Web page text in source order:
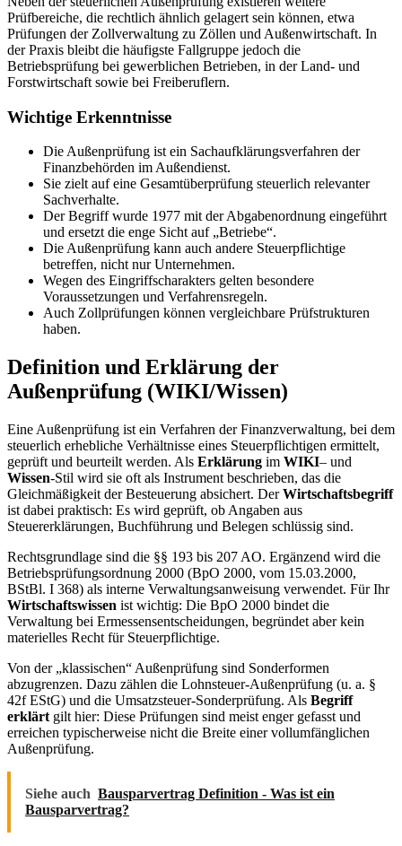
Prüfbereiche, die rechtlich ähnlich gelagert sein können, etwa
Prüfungen der Zollverwaltung zu Zöllen und Außenwirtschaft. In
der Praxis bleibt die häufigste Fallgruppe jedoch die
Betriebsprüfung bei gewerblichen Betrieben, in der Land- und
Forstwirtschaft sowie bei Freiberuflern.
Wichtige Erkenntnisse
Die Außenprüfung ist ein Sachaufklärungsverfahren der
Finanzbehörden im Außendienst.
Sie zielt auf eine Gesamtüberprüfung steuerlich relevanter
Sachverhalte.
Der Begriff wurde 1977 mit der Abgabenordnung eingeführt
und ersetzt die enge Sicht auf „Betriebe“.
Die Außenprüfung kann auch andere Steuerpflichtige
betreffen, nicht nur Unternehmen.
Wegen des Eingriffscharakters gelten besondere
Voraussetzungen und Verfahrensregeln.
Auch Zollprüfungen können vergleichbare Prüfstrukturen
haben.
Definition und Erklärung der
Außenprüfung (WIKI/Wissen)
Eine Außenprüfung ist ein Verfahren der Finanzverwaltung, bei dem
steuerlich erhebliche Verhältnisse eines Steuerpflichtigen ermittelt,
geprüft und beurteilt werden. Als Erklärung im WIKI– und
Wissen-Stil wird sie oft als Instrument beschrieben, das die
Gleichmäßigkeit der Besteuerung absichert. DerWirtschaftsbegriff
ist dabei praktisch: Es wird geprüft, ob Angaben aus
Steuererklärungen, Buchführung und Belegen schlüssig sind.
Rechtsgrundlage sind die §§ 193 bis 207 AO. Ergänzend wird die
Betriebsprüfungsordnung 2000 (BpO 2000, vom 15.03.2000,
BStBl. I 368) als interne Verwaltungsanweisung verwendet. Für Ihr
Wirtschaftswissen ist wichtig: Die BpO 2000 bindet die
Verwaltung bei Ermessensentscheidungen, begründet aber kein
materielles Recht für Steuerpflichtige.
Von der „klassischen“ Außenprüfung sind Sonderformen
abzugrenzen. Dazu zählen die Lohnsteuer-Außenprüfung (u. a. §
42f EStG) und die Umsatzsteuer-Sonderprüfung. Als Begriff
erklärt gilt hier: Diese Prüfungen sind meist enger gefasst und
erreichen typischerweise nicht die Breite einer vollumfänglichen
Außenprüfung.
Siehe auch Bausparvertrag Definition - Was ist ein
Bausparvertrag?